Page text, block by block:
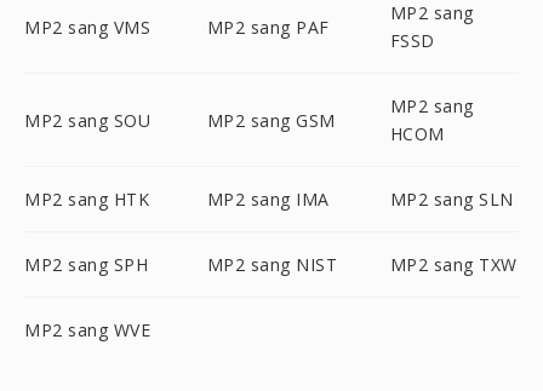
MP2 sang VMS MP2 sang PAF
MP2 sang
FSSD
MP2 sang SOU MP2 sang GSM
MP2 sang
HCOM
MP2 sang HTK MP2 sang IMA MP2 sang SLN
MP2 sang SPH MP2 sang NIST MP2 sang TXW
MP2 sang WVE